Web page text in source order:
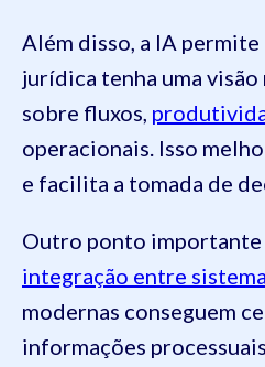
Além disso, a IA
jurídica tenha uma
sobre fluxos,
operacionais. Isso
e facilita a tomada de
Outro ponto importante
integração entre
modernas conseguem
informações